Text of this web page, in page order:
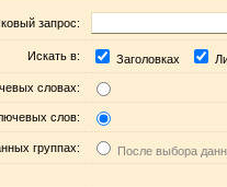
запрос:
Искать в: Заголовках
словах:
слов:
группах: После выбора